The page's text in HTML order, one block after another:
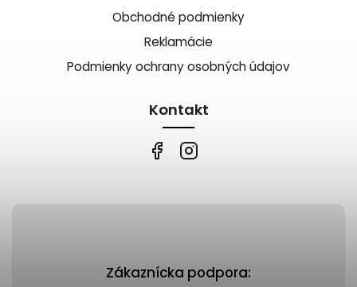
Zákaznícka podpora:
Obchodné podmienky
Reklamácie
Podmienky ochrany osobných údajov
Kontakt